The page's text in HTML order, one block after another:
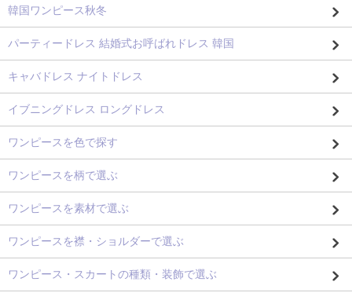
韓国ワンピース秋冬
パーティードレス 結婚式お呼ばれドレス 韓国
キャバドレス ナイトドレス
イブニングドレス ロングドレス
ワンピースを色で探す
ワンピースを柄で選ぶ
ワンピースを素材で選ぶ
ワンピースを襟・ショルダーで選ぶ
ワンピース・スカートの種類・装飾で選ぶ